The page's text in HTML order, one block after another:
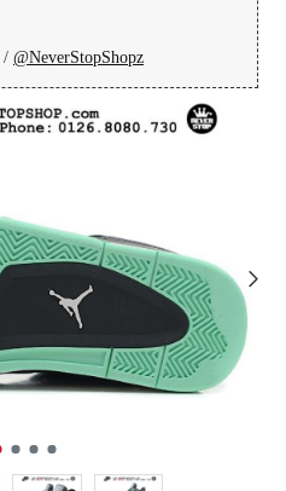
/ @NeverStopShopz